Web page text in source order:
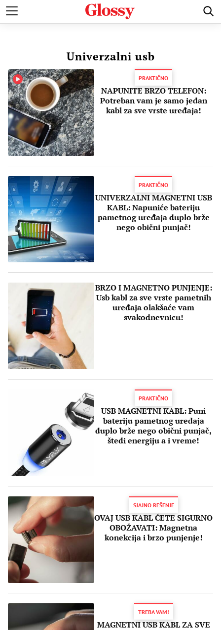
POZNATI MODA I LEPOTA ZDRAVI I SREĆNI LJUBAV
Univerzalni usb
PRAKTIČNO
NAPUNITE BRZO TELEFON:
Potreban vam je samo jedan
kabl za sve vrste uređaja!
PRAKTIČNO
UNIVERZALNI MAGNETNI USB
KABL: Napuniće bateriju
pametnog uređaja duplo brže
nego obični punjač!
BRZO I MAGNETNO PUNJENJE:
Usb kabl za sve vrste pametnih
uređaja olakšaće vam
svakodnevnicu!
PRAKTIČNO
USB MAGNETNI KABL: Puni
bateriju pametnog uređaja
duplo brže nego obični punjač,
štedi energiju a i vreme!
SJAJNO REŠENJE
OVAJ USB KABL ĆETE SIGURNO
OBOŽAVATI: Magnetna
konekcija i brzo punjenje!
TREBA VAM!
MAGNETNI USB KABL ZA SVE